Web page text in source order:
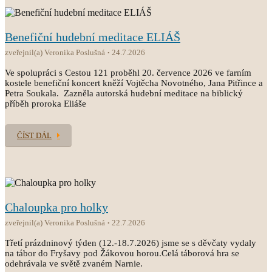
Benefiční hudební meditace ELIÁŠ
zveřejnil(a) Veronika Poslušná 24.7.2026
Ve spolupráci s Cestou 121 proběhl 20. července 2026 ve farním
kostele benefiční koncert kněží Vojtěcha Novotného, Jana Pitřince a
Petra Soukala. Zazněla autorská hudební meditace na biblický
příběh proroka Eliáše
ČÍST DÁL
Chaloupka pro holky
zveřejnil(a) Veronika Poslušná 22.7.2026
Třetí prázdninový týden (12.-18.7.2026) jsme se s děvčaty vydaly
na tábor do Fryšavy pod Žákovou horou.Celá táborová hra se
odehrávala ve světě zvaném Narnie.